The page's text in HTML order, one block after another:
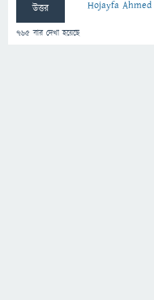
উত্তর
765 বার দেখা হয়েছে
Hojayfa Ahmed